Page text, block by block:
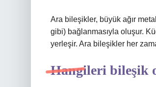
Ara bileşikler, büyük ağır
gibi) bağlanmasıyla oluşur.
yerleşir. Ara bileşikler her
Hangileri bileşik